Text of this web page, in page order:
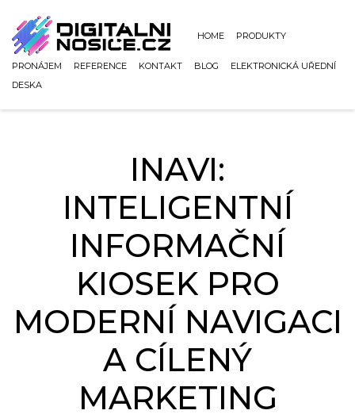
HOME PRODUKTY
PRONÁJEM REFERENCE KONTAKT BLOG
ELEKTRONICKÁ UŘEDNÍ
DESKA
INAVI:
INTELIGENTNÍ
INFORMAČNÍ
KIOSEK PRO
MODERNÍ NAVIGACI
A CÍLENÝ
MARKETING